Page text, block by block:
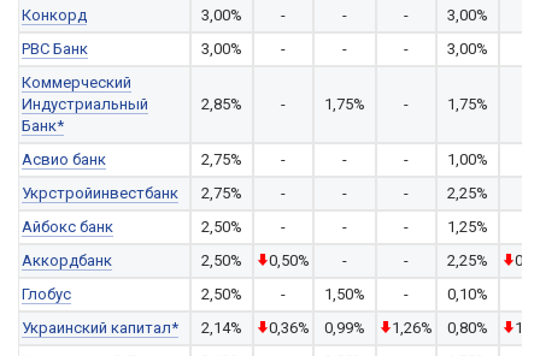
Конкорд 3,00% - - - 3,00%
РВС Банк
3,00% - - - 3,00%
Коммерческий
Индустриальный
Банк*
2,85% - 1,75% - 1,75%
Асвио банк 2,75% - - - 1,00%
Укрстройинвестбанк
2,75% - - - 2,25%
Айбокс банк
2,50% - - - 1,25%
Аккордбанк
2,50% 0,50% - - 2,25%
Глобус
2,50% - 1,50% - 0,10%
Украинский капитал*
2,14% 0,36% 0,99% 1,26% 0,80%